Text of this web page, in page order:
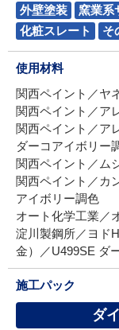
外壁塗装
窯業系
化粧スレート
そ
使用材料
関西ペイント／ヤ
関西ペイント／ア
関西ペイント／ア
ダーコアイボリー
関西ペイント／ム
関西ペイント／カ
アイボリー調色
オート化学工業／
淀川製鋼所／ヨド
金）／U499SE ダ
施工パック
ダ